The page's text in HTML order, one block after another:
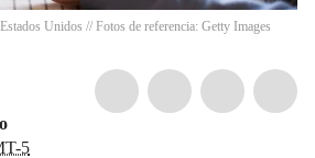
Unidos // Fotos de referencia: Getty Images
5